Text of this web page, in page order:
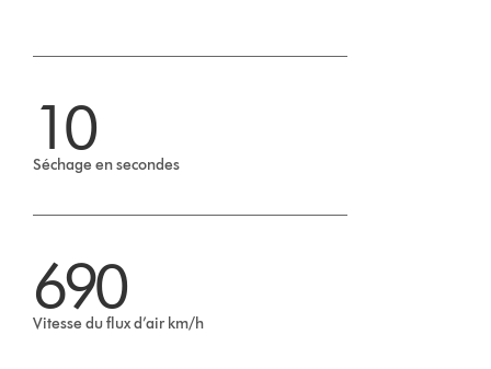
10
Séchage en secondes
690
Vitesse du flux d’air km/h